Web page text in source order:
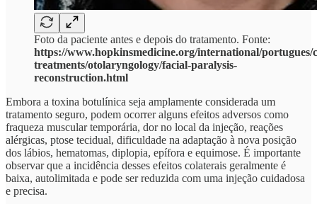
Foto da paciente antes e depois do tratamento. Fonte:
https://www.hopkinsmedicine.org/international/portugues/
treatments/otolaryngology/facial-paralysis-
reconstruction.html
Embora a toxina botulínica seja amplamente considerada um
tratamento seguro, podem ocorrer alguns efeitos adversos como
fraqueza muscular temporária, dor no local da injeção, reações
alérgicas, ptose tecidual, dificuldade na adaptação à nova posição
dos lábios, hematomas, diplopia, epífora e equimose. É importante
observar que a incidência desses efeitos colaterais geralmente é
baixa, autolimitada e pode ser reduzida com uma injeção cuidadosa
e precisa.